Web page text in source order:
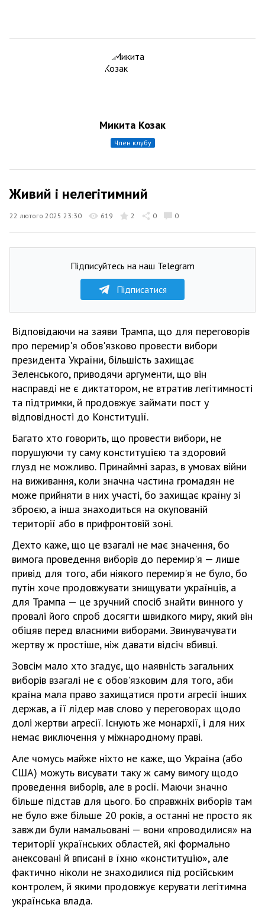
Микита Козак
член клубу
Живий і нелегітимний
22 лютого 2025 23:30 619 2 0 0
Підписуйтесь на наш Telegram
Підписатися
Відповідаючи на заяви Трампа, що для переговорів
про перемир'я обов'язково провести вибори
президента України, більшість захищає
Зеленського, приводячи аргументи, що він
насправді не є диктатором, не втратив легітимності
та підтримки, й продовжує займати пост у
відповідності до Конституції.
Багато хто говорить, що провести вибори, не
порушуючи ту саму конституцією та здоровий
глузд не можливо. Принаймні зараз, в умовах війни
на виживання, коли значна частина громадян не
може прийняти в них участі, бо захищає країну зі
зброєю, а інша знаходиться на окупованій
території або в прифронтовій зоні.
Дехто каже, що це взагалі не має значення, бо
вимога проведення виборів до перемир'я — лише
привід для того, аби ніякого перемир'я не було, бо
путін хоче продовжувати знищувати українців, а
для Трампа — це зручний спосіб знайти винного у
провалі його спроб досягти швидкого миру, який він
обіцяв перед власними виборами. Звинувачувати
жертву ж простіше, ніж давати відсіч вбивці.
Зовсім мало хто згадує, що наявність загальних
виборів взагалі не є обов'язковим для того, аби
країна мала право захищатися проти агресії інших
держав, а її лідер мав слово у переговорах щодо
долі жертви агресії. Існують же монархії, і для них
немає виключення у міжнародному праві.
Але чомусь майже ніхто не каже, що Україна (або
США) можуть висувати таку ж саму вимогу щодо
проведення виборів, але в росії. Маючи значно
більше підстав для цього. Бо справжніх виборів там
не було вже більше 20 років, а останні не просто як
завжди були намальовані — вони «проводилися» на
території українських областей, які формально
анексовані й вписані в їхню «конституцію», але
фактично ніколи не знаходилися під російським
контролем, й якими продовжує керувати легітимна
українська влада.